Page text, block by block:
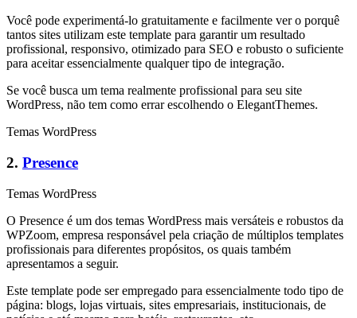
Você pode experimentá-lo gratuitamente e facilmente ver o porquê
tantos sites utilizam este template para garantir um resultado
profissional, responsivo, otimizado para SEO e robusto o suficiente
para aceitar essencialmente qualquer tipo de integração.
Se você busca um tema realmente profissional para seu site
WordPress, não tem como errar escolhendo o ElegantThemes.
Temas WordPress
2. Presence
Temas WordPress
O Presence é um dos temas WordPress mais versáteis e robustos da
WPZoom, empresa responsável pela criação de múltiplos templates
profissionais para diferentes propósitos, os quais também
apresentamos a seguir.
Este template pode ser empregado para essencialmente todo tipo de
página: blogs, lojas virtuais, sites empresariais, institucionais, de